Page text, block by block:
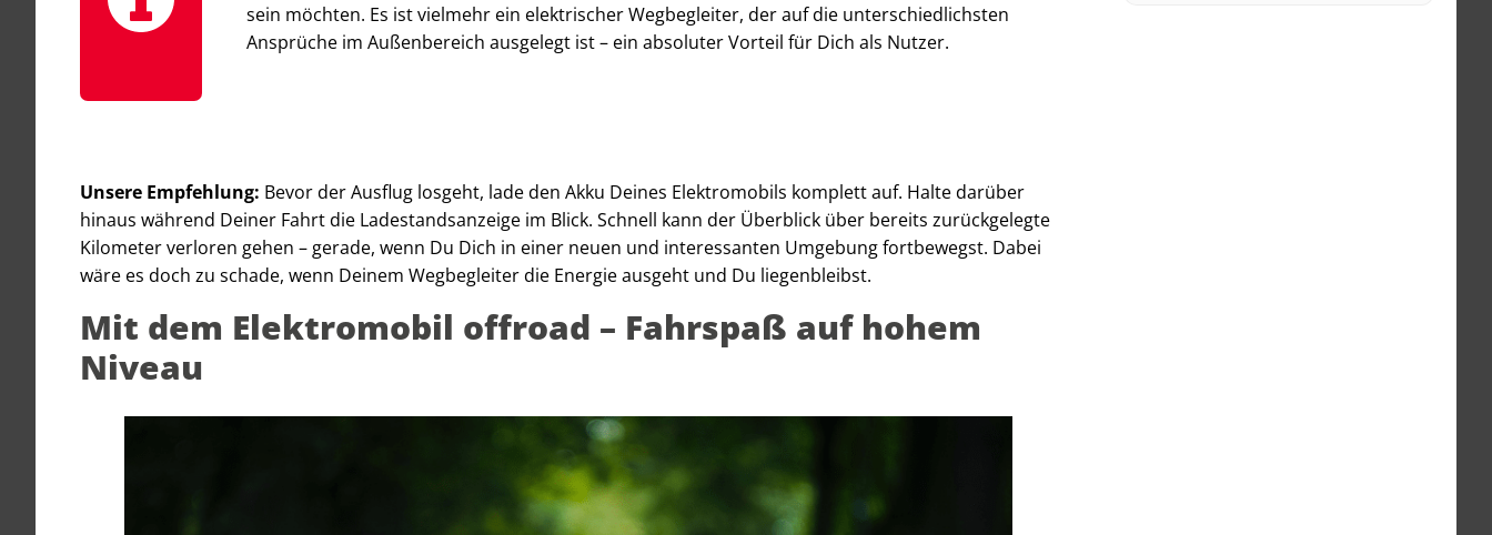
sein möchten. Es ist vielmehr ein elektrischer Wegbegleiter, der auf die unterschiedlichsten
Ansprüche im Außenbereich ausgelegt ist – ein absoluter Vorteil für Dich als Nutzer.
Unsere Empfehlung: Bevor der Ausflug losgeht, lade den Akku Deines Elektromobils komplett auf. Halte darüber
hinaus während Deiner Fahrt die Ladestandsanzeige im Blick. Schnell kann der Überblick über bereits zurückgelegte
Kilometer verloren gehen – gerade, wenn Du Dich in einer neuen und interessanten Umgebung fortbewegst. Dabei
wäre es doch zu schade, wenn Deinem Wegbegleiter die Energie ausgeht und Du liegenbleibst.
Mit dem Elektromobil offroad – Fahrspaß auf hohem
Niveau